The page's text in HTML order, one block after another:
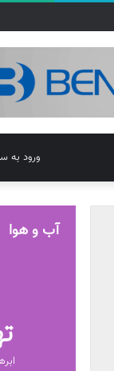
ورود به
آب و هوا